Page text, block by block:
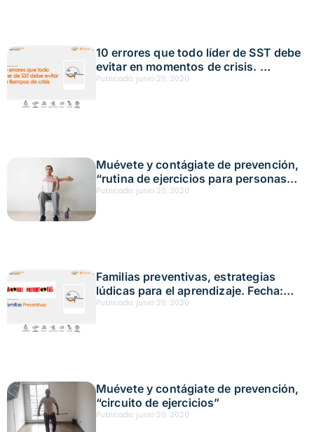
10 errores que todo líder de SST debe
evitar en momentos de crisis.
Fecha: abril 23,2020
Publicado: junio 20, 2020
Muévete y contágiate de prevención,
“rutina de ejercicios para personas
con discapacidad de miembros
Publicado: junio 20, 2020
Familias preventivas, estrategias
lúdicas para el aprendizaje. Fecha:
marzo 22,2020
Publicado: junio 20, 2020
Muévete y contágiate de prevención,
“circuito de ejercicios”
Publicado: junio 20, 2020